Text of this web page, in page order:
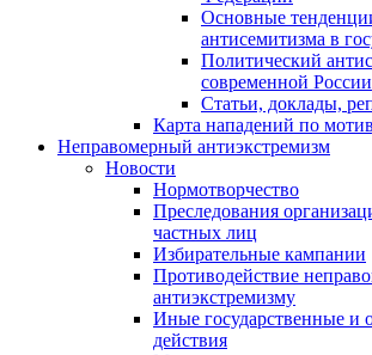
Основные
антисемитизма в
Политический
современной России
Статьи, доклады,
Карта нападений по
Неправомерный антиэкстремизм
Новости
Нормотворчество
Преследования
частных лиц
Избирательные кампании
Противодействие
антиэкстремизму
Иные государственные и
действия